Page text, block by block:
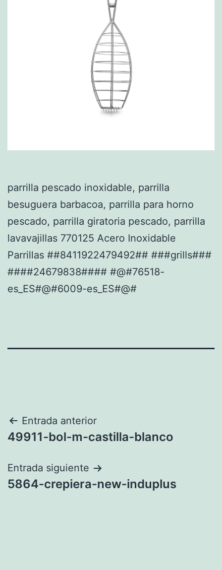
parrilla pescado inoxidable, parrilla
besuguera barbacoa, parrilla para horno
pescado, parrilla giratoria pescado, parrilla
lavavajillas 770125 Acero Inoxidable
Parrillas ##8411922479492## ###grills###
####24679838#### #@#76518-
es_ES#@#6009-es_ES#@#
Navegación
de
entradas
Entrada anterior
49911-bol-m-castilla-blanco
Entrada siguiente
5864-crepiera-new-induplus